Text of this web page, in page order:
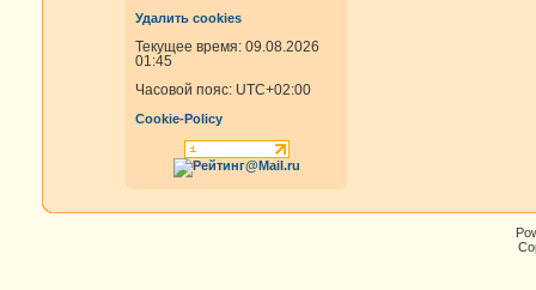
Удалить cookies
Текущее время: 09.08.2026
01:45
Часовой пояс: UTC+02:00
Cookie-Policy